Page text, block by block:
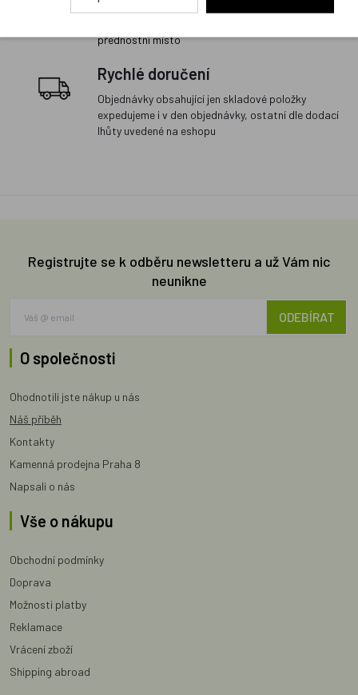
přednostní místo
Rychlé doručení
Objednávky obsahující jen skladové položky
expedujeme i v den objednávky, ostatní dle dodací
lhůty uvedené na eshopu
Registrujte se k odběru newsletteru a už Vám nic
neunikne
ODEBÍRAT
O společnosti
Ohodnotili jste nákup u nás
Náš příběh
Kontakty
Kamenná prodejna Praha 8
Napsali o nás
Vše o nákupu
Obchodní podmínky
Doprava
Možnosti platby
Reklamace
Vrácení zboží
Shipping abroad